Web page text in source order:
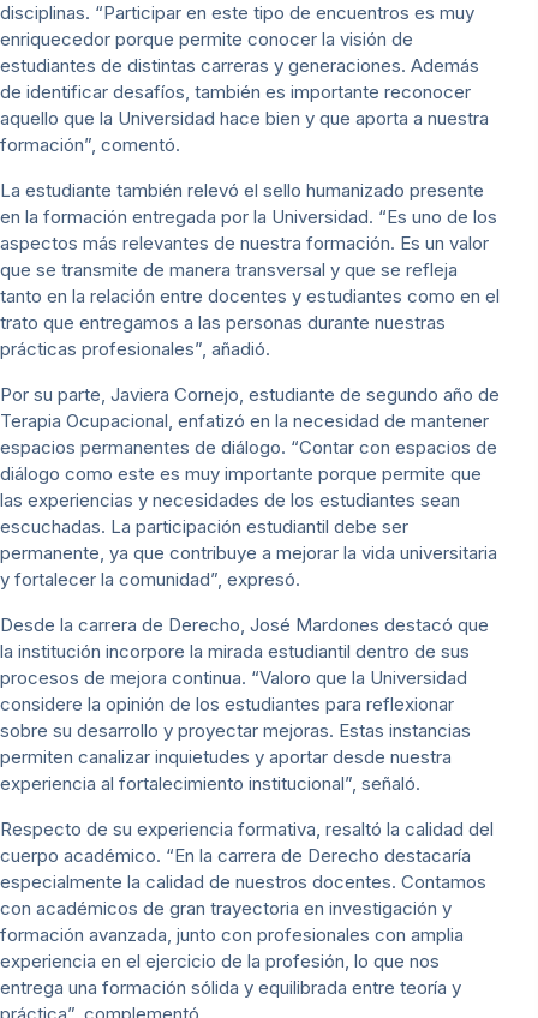
disciplinas. “Participar en este tipo de encuentros es muy
enriquecedor porque permite conocer la visión de
estudiantes de distintas carreras y generaciones. Además
de identificar desafíos, también es importante reconocer
aquello que la Universidad hace bien y que aporta a nuestra
formación”, comentó.
La estudiante también relevó el sello humanizado presente
en la formación entregada por la Universidad. “Es uno de los
aspectos más relevantes de nuestra formación. Es un valor
que se transmite de manera transversal y que se refleja
tanto en la relación entre docentes y estudiantes como en el
trato que entregamos a las personas durante nuestras
prácticas profesionales”, añadió.
Por su parte, Javiera Cornejo, estudiante de segundo año de
Terapia Ocupacional, enfatizó en la necesidad de mantener
espacios permanentes de diálogo. “Contar con espacios de
diálogo como este es muy importante porque permite que
las experiencias y necesidades de los estudiantes sean
escuchadas. La participación estudiantil debe ser
permanente, ya que contribuye a mejorar la vida universitaria
y fortalecer la comunidad”, expresó.
Desde la carrera de Derecho, José Mardones destacó que
la institución incorpore la mirada estudiantil dentro de sus
procesos de mejora continua. “Valoro que la Universidad
considere la opinión de los estudiantes para reflexionar
sobre su desarrollo y proyectar mejoras. Estas instancias
permiten canalizar inquietudes y aportar desde nuestra
experiencia al fortalecimiento institucional”, señaló.
Respecto de su experiencia formativa, resaltó la calidad del
cuerpo académico. “En la carrera de Derecho destacaría
especialmente la calidad de nuestros docentes. Contamos
con académicos de gran trayectoria en investigación y
formación avanzada, junto con profesionales con amplia
experiencia en el ejercicio de la profesión, lo que nos
entrega una formación sólida y equilibrada entre teoría y